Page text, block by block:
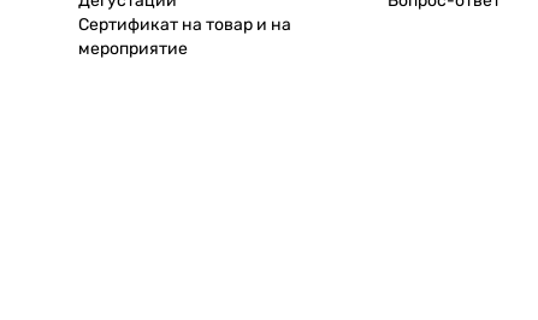
Сертификат на товар и на
мероприятие